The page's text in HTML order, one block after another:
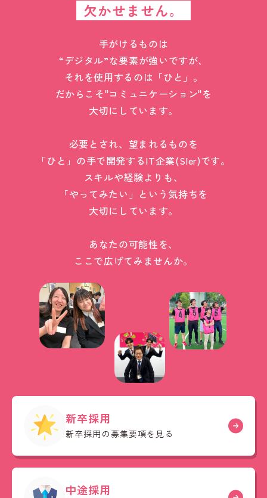
欠かせません。
手がけるものは
“デジタル”な要素が強いですが、
それを使用するのは「ひと」。
だからこそ"コミュニケーション"を
大切にしています。
必要とされ、望まれるものを
「ひと」の手で開発するIT企業(SIer)です。
スキルや経験よりも、
「やってみたい」という気持ちを
大切にしています。
あなたの可能性を、
ここで広げてみませんか。
新卒採用
新卒採用の募集要項を見る
中途採用